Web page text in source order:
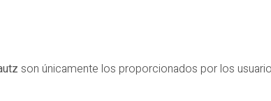
son únicamente los proporcionados por los